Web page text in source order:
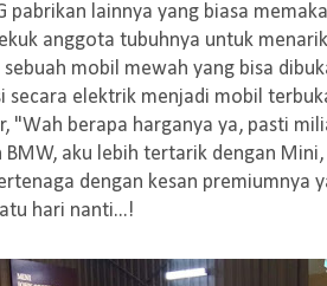
pabrikan lainnya yang biasa
anggota tubuhnya untuk
mobil mewah yang bisa
secara elektrik menjadi mobil
"Wah berapa harganya ya, pasti
BMW, aku lebih tertarik dengan
dengan kesan premiumnya
hari nanti...!